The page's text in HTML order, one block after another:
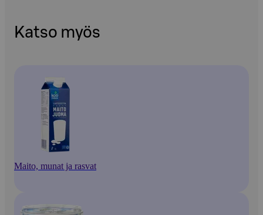
Katso myös
Maito, munat ja rasvat